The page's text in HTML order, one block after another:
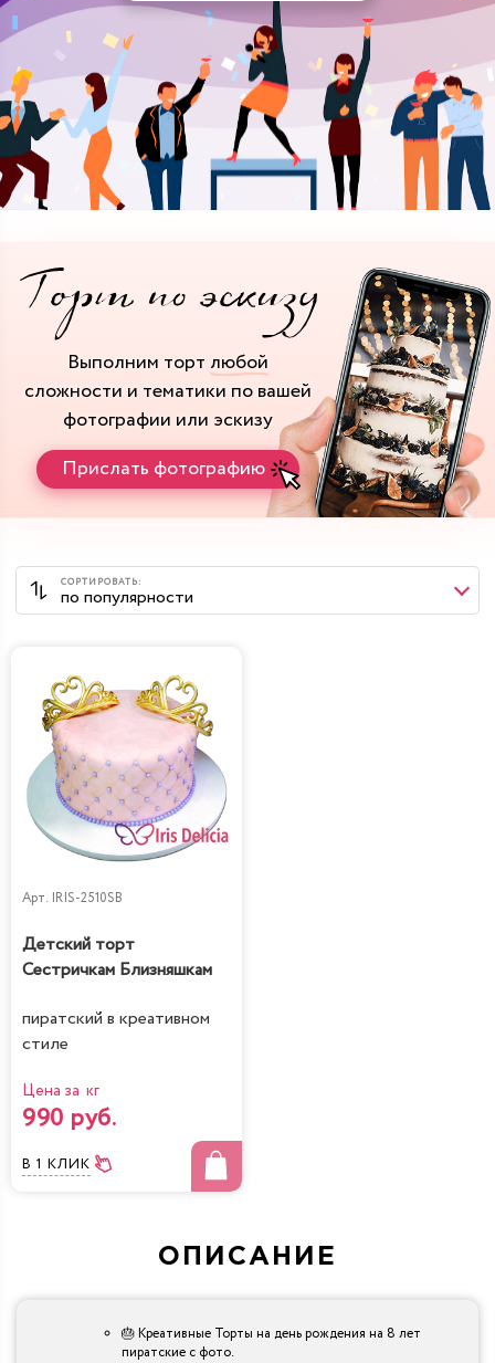
Выполним торт любой
сложности и тематики по вашей
фотографии или эскизу
Прислать фотографию
Арт. IRIS-2510SB
Детский торт
Сестричкам Близняшкам
пиратский в креативном
стиле
Цена за кг
990 руб.
В 1 КЛИК
ОПИСАНИЕ
🎂 Креативные Торты на день рождения на 8 лет
пиратские с фото.